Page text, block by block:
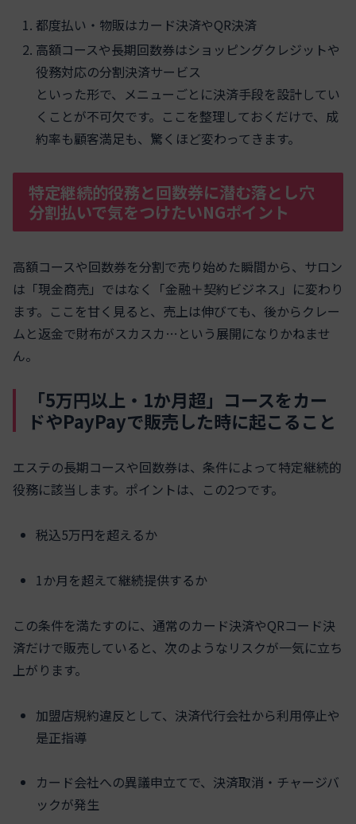
都度払い・物販はカード決済やQR決済
高額コースや長期回数券はショッピングクレジットや
役務対応の分割決済サービス
といった形で、メニューごとに決済手段を設計してい
くことが不可欠です。ここを整理しておくだけで、成
約率も顧客満足も、驚くほど変わってきます。
特定継続的役務と回数券に潜む落とし穴
分割払いで気をつけたいNGポイント
高額コースや回数券を分割で売り始めた瞬間から、サロン
は「現金商売」ではなく「金融＋契約ビジネス」に変わり
ます。ここを甘く見ると、売上は伸びても、後からクレー
ムと返金で財布がスカスカ…という展開になりかねませ
ん。
「5万円以上・1か月超」コースをカー
ドやPayPayで販売した時に起こること
エステの長期コースや回数券は、条件によって特定継続的
役務に該当します。ポイントは、この2つです。
税込5万円を超えるか
1か月を超えて継続提供するか
この条件を満たすのに、通常のカード決済やQRコード決
済だけで販売していると、次のようなリスクが一気に立ち
上がります。
加盟店規約違反として、決済代行会社から利用停止や
是正指導
カード会社への異議申立てで、決済取消・チャージバ
ックが発生